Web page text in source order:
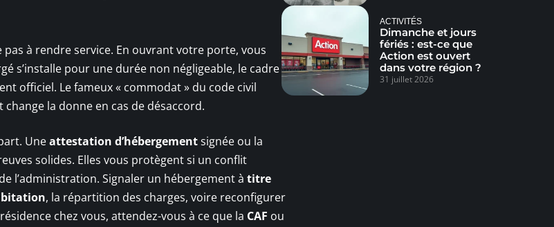
pas à rendre service. En ouvrant votre porte, vous
s’installe pour une durée non négligeable, le cadre
officiel. Le fameux « commodat » du code civil
la donne en cas de désaccord.
Uneattestation d’hébergementsignée ou la
solides. Elles vous protègent si un conflit
l’administration. Signaler un hébergement à titre
, la répartition des charges, voire reconfigurer
chez vous, attendez-vous à ce que la CAF ou
ACTIVITÉS
Dimanche et jours
fériés : est-ce que
Action est ouvert
dans votre région ?
31 juillet 2026